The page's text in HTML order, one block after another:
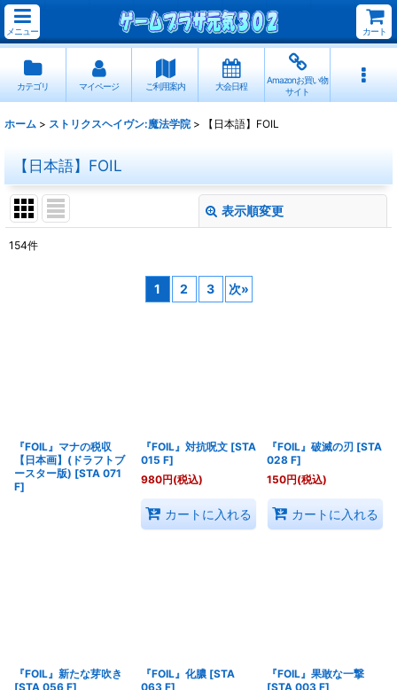
メニュー カート
カテゴリ マイページ ご利用案内 大会日程
Amazonお買い物
サイト
ホーム > ストリクスヘイヴン:魔法学院 > 【日本語】FOIL
【日本語】FOIL
表示順変更
154件
1 2 3 次»
『FOIL』マナの税収
【日本画】(ドラフトブ
ースター版) [STA 071
F]
『FOIL』対抗呪文 [STA
015 F]
980円(税込)
カートに入れる
『FOIL』破滅の刃 [STA
028 F]
150円(税込)
カートに入れる
『FOIL』新たな芽吹き
[STA 056 F]
『FOIL』化膿 [STA
063 F]
『FOIL』果敢な一撃
[STA 003 F]